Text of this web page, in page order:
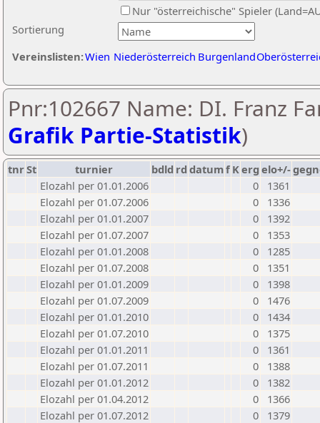
Sortierung
Nur "österreichische" Spieler
Vereinslisten:Wien Niederösterreich Burgenland
Pnr:102667 Name: DI. Franz
Grafik Partie-Statistik)
tnrSt turnier bdld rd datumf Kerg elo+/-
Elozahl per 01.01.2006
0
1361
Elozahl per 01.07.2006
0
1336
Elozahl per 01.01.2007
0
1392
Elozahl per 01.07.2007
0
1353
Elozahl per 01.01.2008
0
1285
Elozahl per 01.07.2008
0
1351
Elozahl per 01.01.2009
0
1398
Elozahl per 01.07.2009
0
1476
Elozahl per 01.01.2010
0
1434
Elozahl per 01.07.2010
0
1375
Elozahl per 01.01.2011
0
1361
Elozahl per 01.07.2011
0
1388
Elozahl per 01.01.2012
0
1382
Elozahl per 01.04.2012
0
1366
Elozahl per 01.07.2012
0
1379